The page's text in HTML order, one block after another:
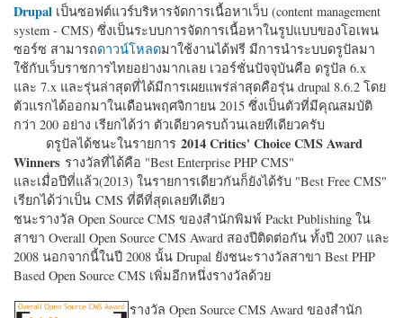
Drupal เป็นซอฟต์แวร์บริหารจัดการเนื้อหาเว็บ (content management
system - CMS) ซึ่งเป็นระบบการจัดการเนื้อหาในรูปแบบของโอเพน
ซอร์ซ สามารถดาวน์โหลดมาใช้งานได้ฟรี มีการนำระบบดรูปัลมา
ใช้กับเว็บราชการไทยอย่างมากเลย เวอร์ชั่นปัจจุบันคือ ดรูปัล 6.x
และ 7.x และรุ่นล่าสุดที่ได้มีการเผยแพร่ล่าสุดคือรุ่น drupal 8.6.2 โดย
ตัวแรกได้ออกมาในเดือนพฤศจิกายน 2015 ซึ่งเป็นตัวที่มีคุณสมบัติ
กว่า 200 อย่าง เรียกได้ว่า ตัวเดียวครบถ้วนเลยทีเดียวครับ
ดรูปัลได้ชนะในรายการ 2014 Critics' Choice CMS Award
Winners รางวัลที่ได้คือ "Best Enterprise PHP CMS"
และเมื่อปีที่แล้ว(2013) ในรายการเดียวกันก็ยังได้รับ "Best Free CMS"
เรียกได้ว่าเป็น CMS ที่ดีที่สุดเลยทีเดียว
ชนะรางวัล Open Source CMS ของสำนักพิมพ์ Packt Publishing ใน
สาขา Overall Open Source CMS Award สองปีติดต่อกัน ทั้งปี 2007 และ
2008 นอกจากนี้ในปี 2008 นั้น Drupal ยังชนะรางวัลสาขา Best PHP
Based Open Source CMS เพิ่มอีกหนึ่งรางวัลด้วย
รางวัล Open Source CMS Award ของสำนัก